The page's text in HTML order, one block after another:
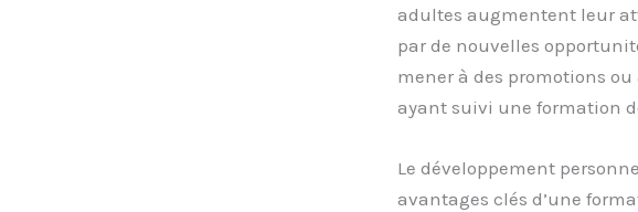
adultes augmentent leur
par de nouvelles
mener à des promotions
ayant suivi une formation
Le développement
avantages clés d’une